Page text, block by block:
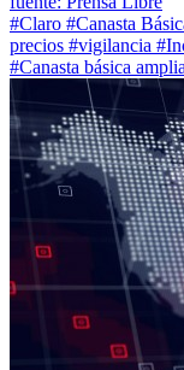
#Claro #Canasta
precios #vigilancia
#Canasta básica